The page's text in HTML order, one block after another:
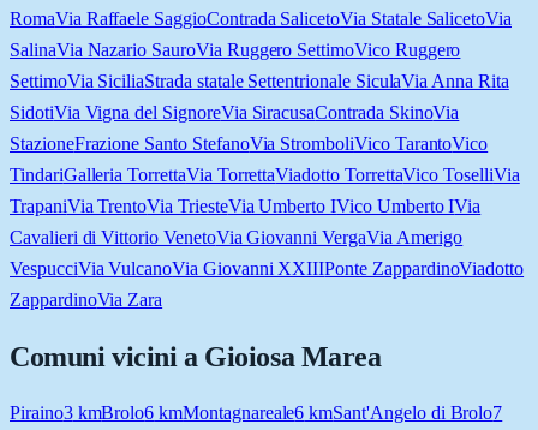
RomaVia Raffaele SaggioContrada SalicetoVia Statale SalicetoVia
SalinaVia Nazario SauroVia Ruggero SettimoVico Ruggero
SettimoVia SiciliaStrada statale Settentrionale SiculaVia Anna Rita
SidotiVia Vigna del SignoreVia SiracusaContrada SkinoVia
StazioneFrazione Santo StefanoVia StromboliVico TarantoVico
TindariGalleria TorrettaVia TorrettaViadotto TorrettaVico ToselliVia
TrapaniVia TrentoVia TriesteVia Umberto IVico Umberto IVia
Cavalieri di Vittorio VenetoVia Giovanni VergaVia Amerigo
VespucciVia VulcanoVia Giovanni XXIIIPonte ZappardinoViadotto
ZappardinoVia Zara
Comuni vicini a Gioiosa Marea
Piraino3kmBrolo6 kmMontagnareale6 kmSant'Angelo di Brolo7